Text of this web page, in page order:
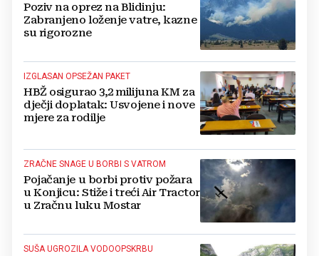
Poziv na oprez na Blidinju:
Zabranjeno loženje vatre, kazne
su rigorozne
IZGLASAN OPSEŽAN PAKET
HBŽ osigurao 3,2 milijuna KM za
dječji doplatak: Usvojene i nove
mjere za rodilje
ZRAČNE SNAGE U BORBI S VATROM
Pojačanje u borbi protiv požara
u Konjicu: Stiže i treći Air Tractor
u Zračnu luku Mostar
SUŠA UGROZILA VODOOPSKRBU